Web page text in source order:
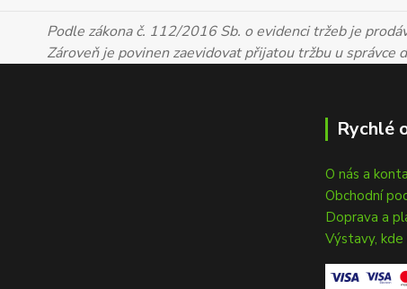
Podle zákona č. 112/2016 Sb. o evidenci tržeb je
Zároveň je povinen zaevidovat přijatou tržbu u
Rychlé
O nás a
Obchodní
Doprava a
Výstavy,